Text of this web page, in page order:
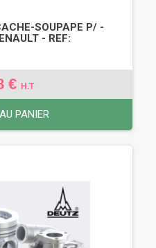
SOUPAPE P/ -
- REF:
€ H.T
PANIER